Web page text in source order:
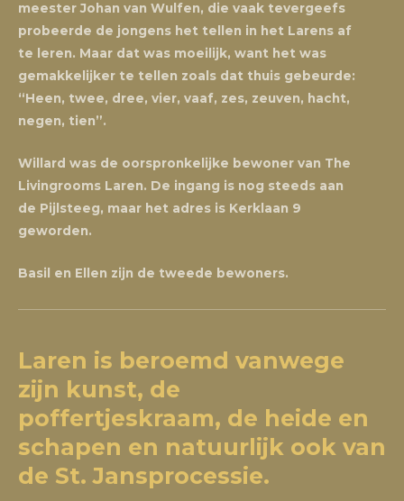
meester Johan van Wulfen, die vaak tevergeefs
probeerde de jongens het tellen in het Larens af
te leren. Maar dat was moeilijk, want het was
gemakkelijker te tellen zoals dat thuis gebeurde:
“Heen, twee, dree, vier, vaaf, zes, zeuven, hacht,
negen, tien”.
Willard was de oorspronkelijke bewoner van The
Livingrooms Laren. De ingang is nog steeds aan
de Pijlsteeg, maar het adres is Kerklaan 9
geworden.
Basil en Ellen zijn de tweede bewoners.
Laren is beroemd vanwege
zijn kunst, de
poffertjeskraam, de heide en
schapen en natuurlijk ook van
de St. Jansprocessie.